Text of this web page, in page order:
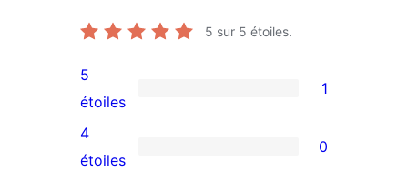
5 sur 5 étoiles.
1
avis
à
5
étoiles
1
0
4
étoiles
0